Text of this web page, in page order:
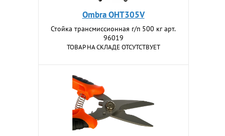
Ombra OHT305V
Стойка трансмиссионная г/п 500 кг арт.
96019
ТОВАР НА СКЛАДЕ ОТСУТСТВУЕТ